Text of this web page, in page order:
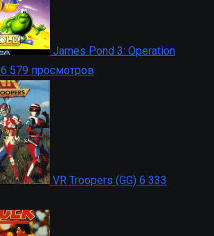
James Pond 3: Operation
6 579 просмотров
VR Troopers (GG) 6 333